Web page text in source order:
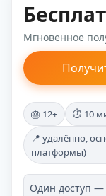
Мгновенное
🎂 12+ ⏱️ 10
📍 удалённо,
платформы)
Один доступ —